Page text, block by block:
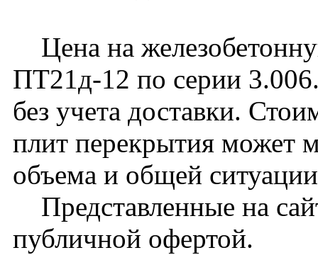
Цена на
ПТ21д-12 по серии
без учета доставки.
плит перекрытия может
объема и общей
Представленные на
публичной офертой.